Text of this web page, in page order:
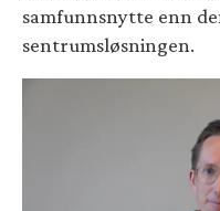
samfunnsnytte enn
sentrumsløsningen.